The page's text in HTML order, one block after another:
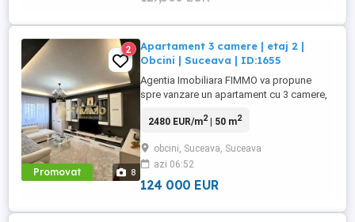
Promovat 8
2
Apartament 3 camere | etaj 2 |
Obcini | Suceava | ID:1655
Agentia Imobiliara FIMMO va propune
spre vanzare un apartament cu 3 camere,
regim de inaltime P + 4 + Mansarda si
beneficiaza de o compartimentare
eficienta, reconceputa pentru a valorifica
optim spatiul, oferind zone ...
2480 EUR/m2| 50 m2
obcini, Suceava, Suceava
azi 06:52
124 000 EUR